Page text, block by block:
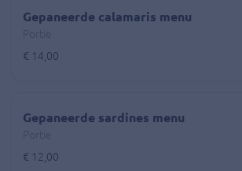
Gepaneerde calamaris menu
€ 14,00
Gepaneerde sardines menu
€ 12,00